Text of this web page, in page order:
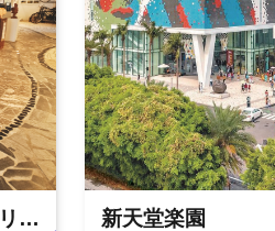
花蓮港1-1倉庫美術館ギャラリーヴィーナス 新天堂楽園